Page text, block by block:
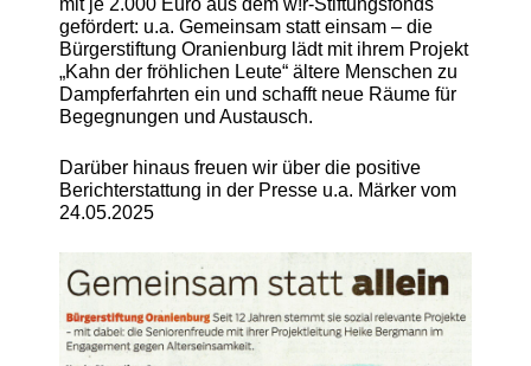
gefördert: u.a. Gemeinsam statt einsam – die
Bürgerstiftung Oranienburg lädt mit ihrem Projekt
„Kahn der fröhlichen Leute“ ältere Menschen zu
Dampferfahrten ein und schafft neue Räume für
Begegnungen und Austausch.
Darüber hinaus freuen wir über die positive
Berichterstattung in der Presse u.a. Märker vom
24.05.2025